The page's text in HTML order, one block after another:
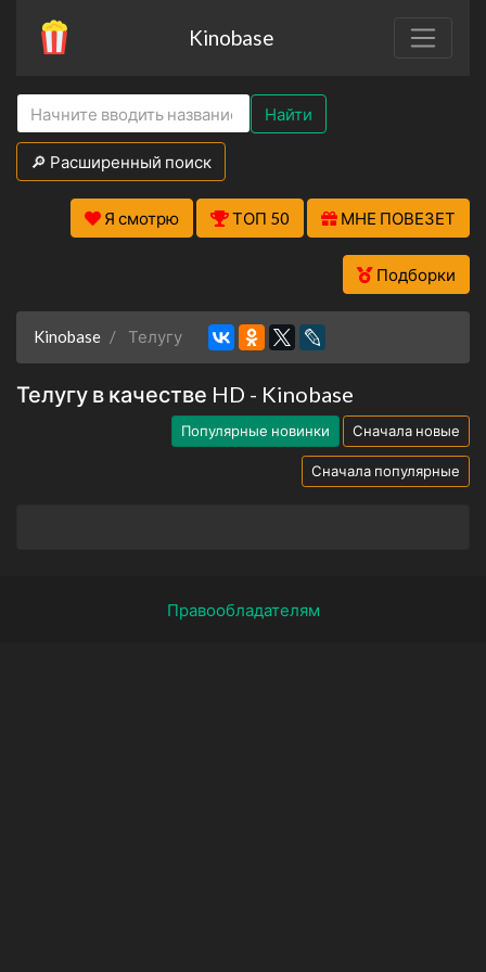
Kinobase
Найти
🔎 Расширенный поиск
Я смотрю ТОП 50 МНЕ ПОВЕЗЕТ
Подборки
Kinobase Телугу
Телугу в качестве HD - Kinobase
Популярные новинки Сначала новые
Сначала популярные
Правообладателям